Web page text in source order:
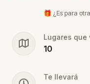
🎁 ¿Es para
Lugares que
10
Te llevará